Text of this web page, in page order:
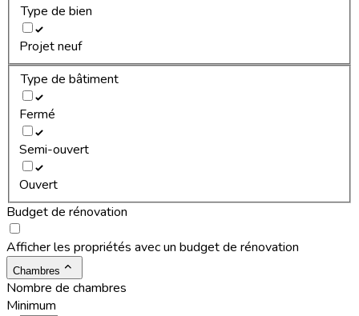
Type de bien
Projet neuf
Type de bâtiment
Fermé
Semi-ouvert
Ouvert
Budget de rénovation
Afficher les propriétés avec un budget de rénovation
Chambres
Nombre de chambres
Minimum